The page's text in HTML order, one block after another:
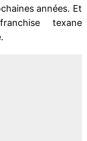
années. Et
texane